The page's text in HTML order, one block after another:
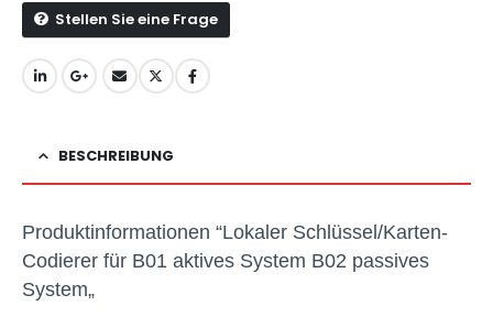
Stellen Sie eine Frage
BESCHREIBUNG
Produktinformationen “Lokaler Schlüssel/Karten-
Codierer für B01 aktives System B02 passives
System„